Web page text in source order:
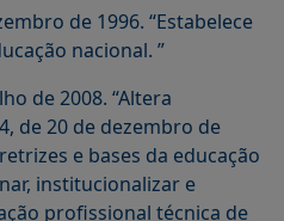
de 1996. “Estabelece
nacional. ”
de 2008. “Altera
de 20 de dezembro de
e bases da educação
institucionalizar e
profissional técnica de